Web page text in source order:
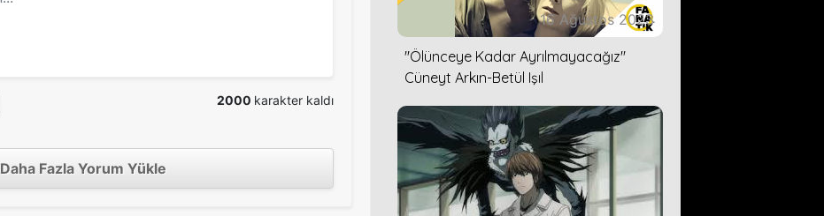
2000 karakter kaldı
Daha Fazla Yorum Yükle
16 Ağustos 2023
''Ölünceye Kadar Ayrılmayacağız''
Cüneyt Arkın-Betül Işıl